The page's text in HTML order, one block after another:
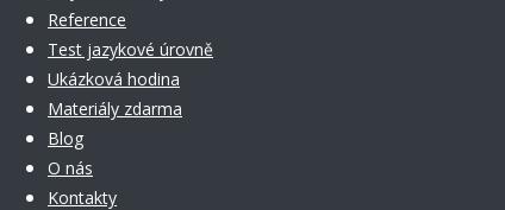
Reference
Test jazykové úrovně
Ukázková hodina
Materiály zdarma
Blog
O nás
Kontakty